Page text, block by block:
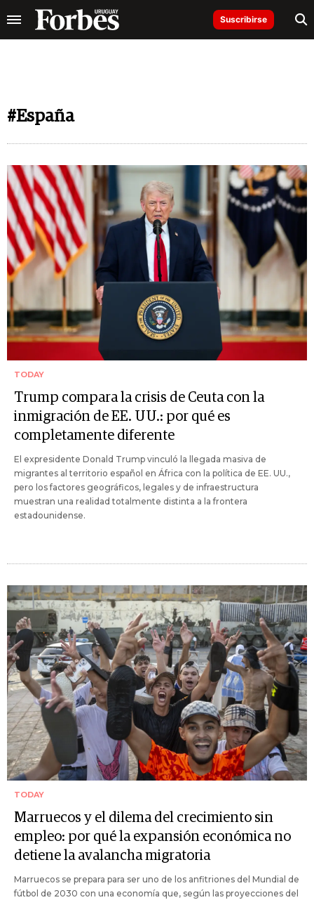
Suscribirse
#España
TODAY
Trump compara la crisis de Ceuta con la
inmigración de EE. UU.: por qué es
completamente diferente
El expresidente Donald Trump vinculó la llegada masiva de
migrantes al territorio español en África con la política de EE. UU.,
pero los factores geográficos, legales y de infraestructura
muestran una realidad totalmente distinta a la frontera
estadounidense.
TODAY
Marruecos y el dilema del crecimiento sin
empleo: por qué la expansión económica no
detiene la avalancha migratoria
Marruecos se prepara para ser uno de los anfitriones del Mundial de
fútbol de 2030 con una economía que, según las proyecciones del